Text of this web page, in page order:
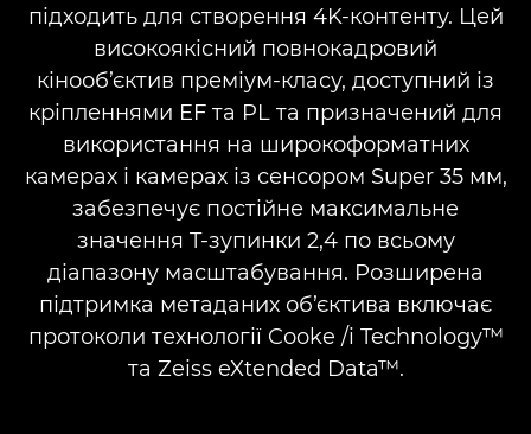
підходить для створення 4K-контенту. Цей
високоякісний повнокадровий
кінооб’єктив преміум-класу, доступний із
кріпленнями EF та PL та призначений для
використання на широкоформатних
камерах і камерах із сенсором Super 35 мм,
забезпечує постійне максимальне
значення T-зупинки 2,4 по всьому
діапазону масштабування. Розширена
підтримка метаданих об’єктива включає
протоколи технології Cooke /i Technology™
та Zeiss eXtended Data™.